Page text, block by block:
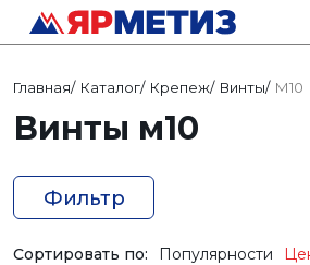
Главная/ Каталог/ Крепеж/ Винты/ М10
Винты м10
Фильтр
Сортировать по: Популярности